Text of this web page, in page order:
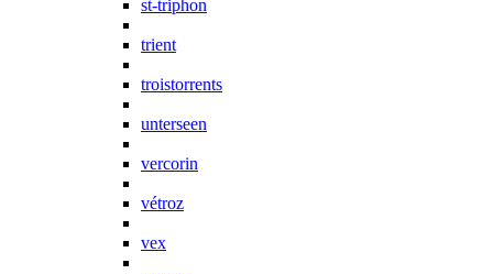
st-triphon
trient
troistorrents
unterseen
vercorin
vétroz
vex